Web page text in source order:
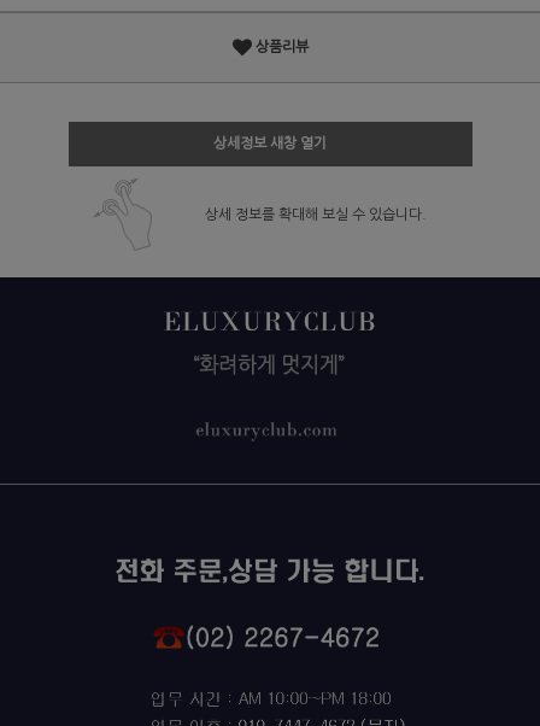
상품리뷰
상세정보 새창 열기
상세 정보를 확대해 보실 수 있습니다.